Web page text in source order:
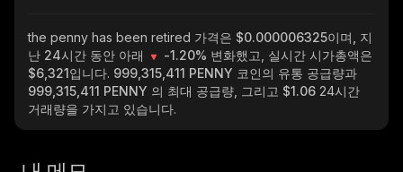
the penny has been retired 가격은 $0.000006325이며, 지
난 24시간 동안 아래
-1.20% 변화했고, 실시간 시가총액은
$6,321입니다. 999,315,411 PENNY 코인의 유통 공급량과
999,315,411 PENNY 의 최대 공급량, 그리고 $1.06 24시간
거래량을 가지고 있습니다.